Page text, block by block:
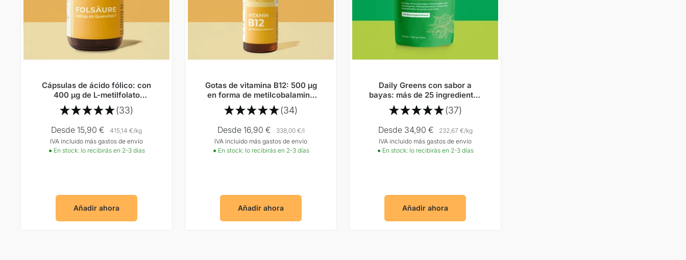
Cápsulas de ácido fólico: con
400 µg de L-metilfolato
bioactivo (Quatrefolic®️)
(33)
Precio
Oferta
Desde 15,90 € 415,14 €/kg
IVA incluido más gastos de envío
● En stock: lo recibirás en 2-3 días
Añadir ahora
Gotas de vitamina B12: 500 µg
en forma de metilcobalamina
para aportar energía, fortalecer
los nervios y combatir el
(34)
Precio
Oferta
Desde 16,90 € 338,00 €/l
IVA incluido más gastos de envío
● En stock: lo recibirás en 2-3 días
Añadir ahora
Daily Greens con sabor a
bayas: más de 25 ingredientes
activos procedentes de
adaptógenos, extractos
(37)
Precio
Oferta
Desde 34,90 € 232,67 €/kg
IVA incluido más gastos de envío
● En stock: lo recibirás en 2-3 días
Añadir ahora